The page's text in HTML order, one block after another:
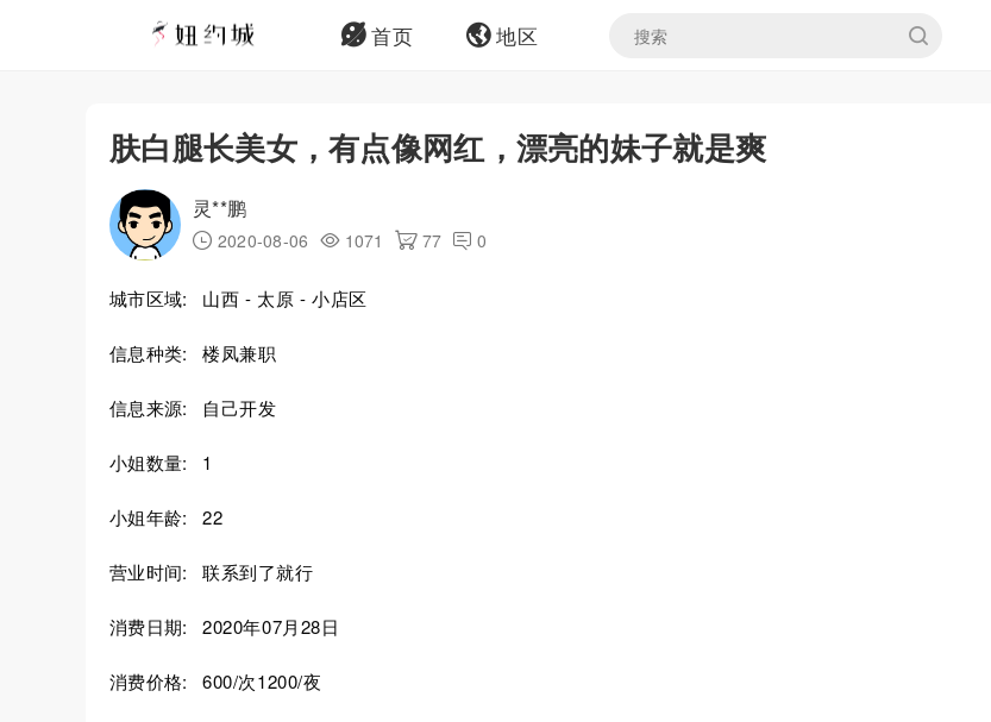
首页 地区
肤白腿长美女，有点像网红，漂亮的妹子就是爽
灵**鹏
2020-08-06 1071 77 0
城市区域: 山西 - 太原 - 小店区
信息种类: 楼凤兼职
信息来源: 自己开发
小姐数量: 1
小姐年龄: 22
营业时间: 联系到了就行
消费日期: 2020年07月28日
消费价格: 600/次1200/夜